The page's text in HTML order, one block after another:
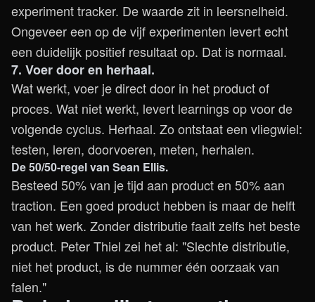
experiment tracker. De waarde zit in leersnelheid.
Ongeveer een op de vijf experimenten levert echt
een duidelijk positief resultaat op. Dat is normaal.
7. Voer door en herhaal.
Wat werkt, voer je direct door in het product of
proces. Wat niet werkt, levert learnings op voor de
volgende cyclus. Herhaal. Zo ontstaat een vliegwiel:
testen, leren, doorvoeren, meten, herhalen.
De 50/50-regel van Sean Ellis.
Besteed 50% van je tijd aan product en 50% aan
traction. Een goed product hebben is maar de helft
van het werk. Zonder distributie faalt zelfs het beste
product. Peter Thiel zei het al: "Slechte distributie,
niet het product, is de nummer één oorzaak van
falen."